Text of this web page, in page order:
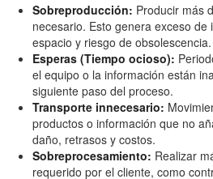
Sobreproducción: Producir más
necesario. Esto genera exceso
espacio y riesgo de obsolescencia.
Esperas (Tiempo ocioso):
el equipo o la información están
siguiente paso del proceso.
Transporte innecesario:
productos o información que no
daño, retrasos y costos.
Sobreprocesamiento: Realizar
requerido por el cliente, como